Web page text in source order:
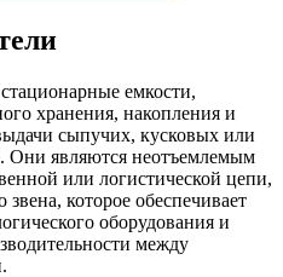
емкости,
хранения, накопления и
сыпучих, кусковых или
Они являются неотъемлемым
или логистической цепи,
которое обеспечивает
оборудования и
между